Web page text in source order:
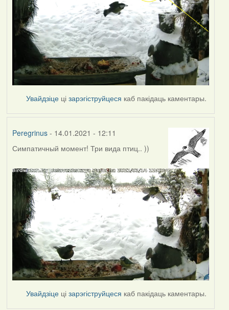
Увайдзіце цізарэгіструйцеся каб пакідаць каментары.
Peregrinus- 14.01.2021 - 12:11
Симпатичный момент! Три вида птиц.. ))
Увайдзіце цізарэгіструйцеся каб пакідаць каментары.